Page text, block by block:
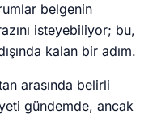
belgenin
isteyebiliyor; bu,
kalan bir adım.
arasında belirli
gündemde, ancak